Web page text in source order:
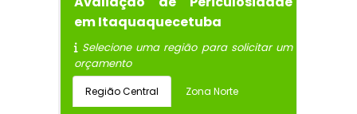
em Itaquaquecetuba
Selecione uma região para solicitar um
orçamento
Região Central Zona Norte